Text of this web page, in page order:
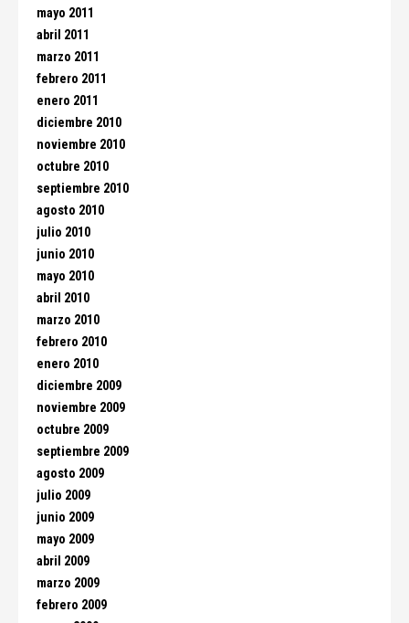
mayo 2011
abril 2011
marzo 2011
febrero 2011
enero 2011
diciembre 2010
noviembre 2010
octubre 2010
septiembre 2010
agosto 2010
julio 2010
junio 2010
mayo 2010
abril 2010
marzo 2010
febrero 2010
enero 2010
diciembre 2009
noviembre 2009
octubre 2009
septiembre 2009
agosto 2009
julio 2009
junio 2009
mayo 2009
abril 2009
marzo 2009
febrero 2009